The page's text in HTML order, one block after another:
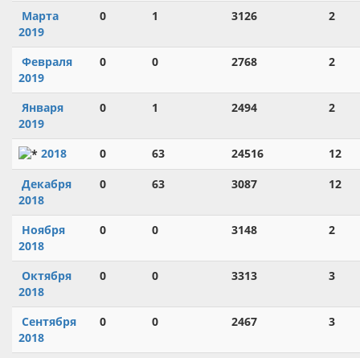
Марта
2019
0 1 3126 2
Февраля
2019
0 0 2768 2
Января
2019
0 1 2494 2
2018 0 63 24516
12
Декабря
2018
0 63 3087 12
Ноября
2018
0 0 3148 2
Октября
2018
0 0 3313 3
Сентября
2018
0 0 2467 3